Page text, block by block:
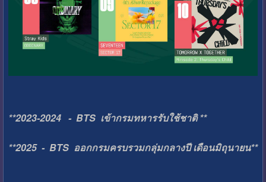
**2023-2024 - BTS เข้ากรมทหารรับใช้ชาติ **
**2025 - BTS ออกกรมครบรวมกลุ่มกลางปี เดือนมิถุนายน**